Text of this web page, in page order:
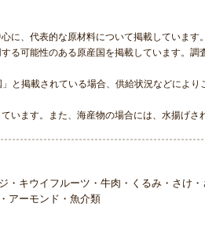
に、代表的な原材料について掲載しています。
る可能性のある原産国を掲載しています。
と掲載されている場合、供給状況などによ
ます。また、海産物の場合には、水揚げさ
キウイフルーツ・牛肉・くるみ・さけ
アーモンド・魚介類